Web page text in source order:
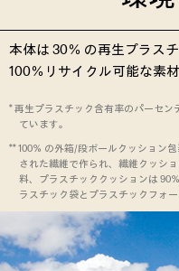
本体は 30％ の再生プラス
100％リサイクル可能な素
* 再生プラスチック含有率のパーセン
ています。
** 100％ の外箱/段ボールクッション
された繊維で作られ、繊維クッシ
料、プラスチッククッションは 90
ラスチック袋とプラスチックフォ